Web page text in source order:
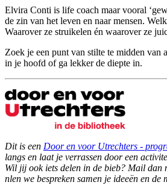
Elvira Conti is life coach maar vooral
de zin van het leven en naar mensen.
Waarover ze struikelen én waarover ze
Zoek je een punt van stilte te midden
in je hoofd of ga lekker de diepte in.
Dit is een Door en voor Utrechters -
langs en laat je verrassen door een
Wil jij ook iets delen in de bieb? Mail dan
nlen we bespreken samen je ideeën en de